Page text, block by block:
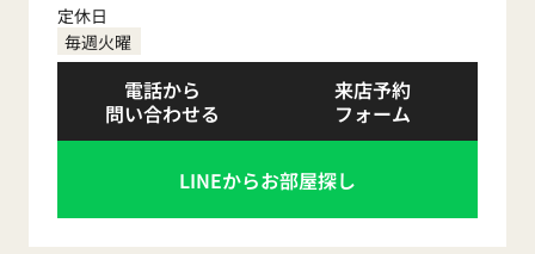
定休日
毎週火曜
電話から
問い合わせる
来店予約
フォーム
LINEからお部屋探し